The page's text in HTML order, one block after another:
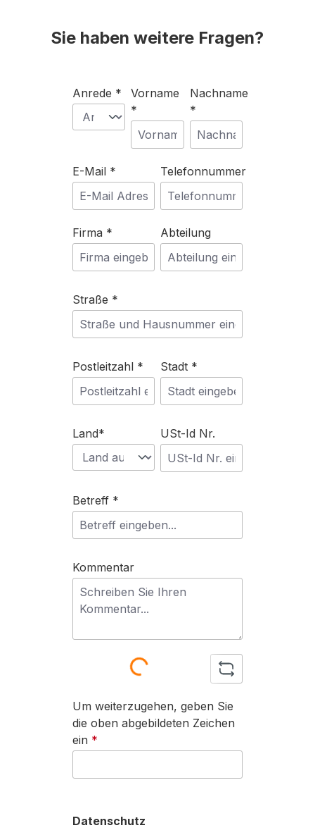
Sie haben weitere Fragen?
Anrede *
Vorname
*
Nachname
*
E-Mail * Telefonnummer
Firma * Abteilung
Straße *
Postleitzahl * Stadt *
Land* USt-Id Nr.
Betreff *
Kommentar
Loading...
Um weiterzugehen, geben Sie
die oben abgebildeten Zeichen
ein *
Datenschutz